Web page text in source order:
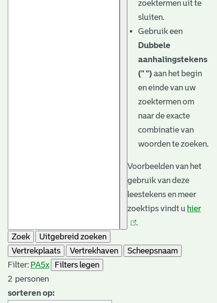
zoektermen uit te
sluiten.
Gebruik een
Dubbele
aanhalingstekens
(" ") aan het begin
en einde van uw
zoektermen om
naar de exacte
combinatie van
woorden te zoeken.
Voorbeelden van het
gebruik van deze
leestekens en meer
zoektips vindt u hier
.
Zoek
Uitgebreid zoeken
Vertrekplaats
Vertrekhaven
Scheepsnaam
Filter: PA5x
Filters legen
2 personen
sorteren op: